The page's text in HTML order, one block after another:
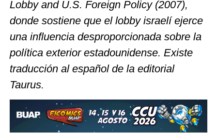
Lobby and U.S. Foreign Policy (2007),
donde sostiene que el lobby israelí ejerce
una influencia desproporcionada sobre la
política exterior estadounidense. Existe
traducción al español de la editorial
Taurus.